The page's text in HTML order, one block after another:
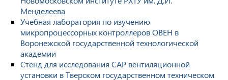
Менделеева
Учебная лаборатория по изучению
микропроцессорных контроллеров ОВЕН в
Воронежской государственной технологической
академии
Стенд для исследования САР вентиляционной
установки в Тверском государственном техническом